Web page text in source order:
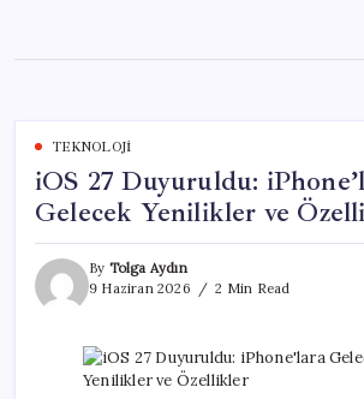
content
TEKNOLOJI
iOS 27 Duyuruldu:
Gelecek Yenilikler ve
By Tolga Aydın
9 Haziran 2026
2 Min Read